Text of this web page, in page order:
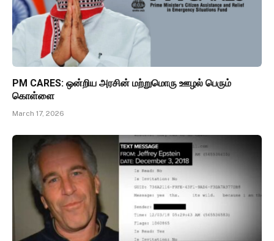
PM CARES: ஒன்றிய அரசின் மற்றுமொரு ஊழல் பெரும்
கொள்ளை
March 17, 2026